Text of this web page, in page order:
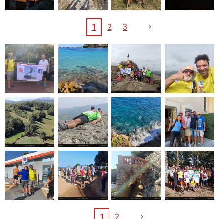
1 2 3
1 2